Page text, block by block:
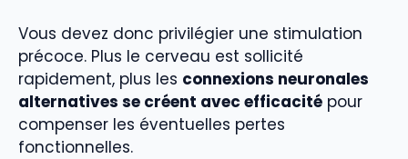
Vous devez donc privilégier une stimulation
précoce. Plus le cerveau est sollicité
rapidement, plus les connexions neuronales
alternatives se créent avec efficacité pour
compenser les éventuelles pertes
fonctionnelles.